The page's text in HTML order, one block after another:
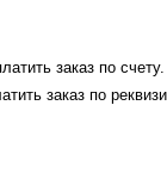
заказ по счету.
заказ по